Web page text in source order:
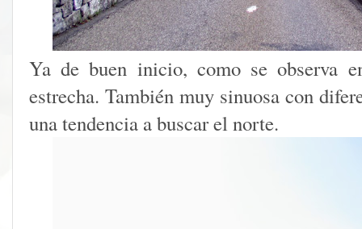
Ya de buen inicio, como se observa
estrecha. También muy sinuosa con
una tendencia a buscar el norte.